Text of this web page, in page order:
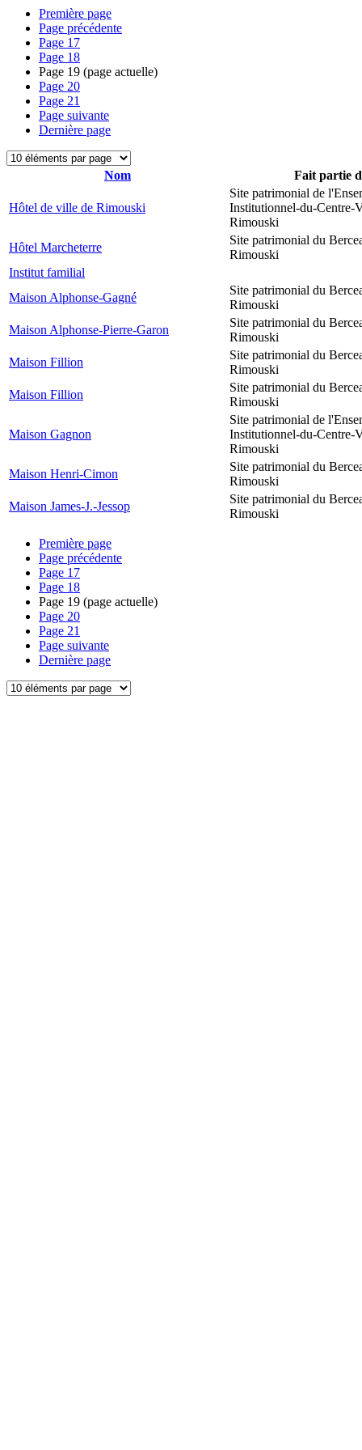
Première page
Page précédente
Page 17
Page 18
Page 19 (page actuelle)
Page 20
Page 21
Page suivante
Dernière page
Nom Fait partie
Hôtel de ville de Rimouski
Site patrimonial de
Institutionnel-du-Centre-
Rimouski
Hôtel Marcheterre
Site patrimonial du
Rimouski
Institut familial
Maison Alphonse-Gagné
Site patrimonial du
Rimouski
Maison Alphonse-Pierre-Garon
Site patrimonial du
Rimouski
Maison Fillion
Site patrimonial du
Rimouski
Maison Fillion
Site patrimonial du
Rimouski
Maison Gagnon
Site patrimonial de
Institutionnel-du-Centre-
Rimouski
Maison Henri-Cimon
Site patrimonial du
Rimouski
Maison James-J.-Jessop
Site patrimonial du
Rimouski
Première page
Page précédente
Page 17
Page 18
Page 19 (page actuelle)
Page 20
Page 21
Page suivante
Dernière page